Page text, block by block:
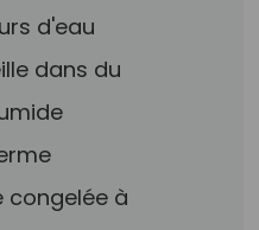
d'eau
dans du
congelée à